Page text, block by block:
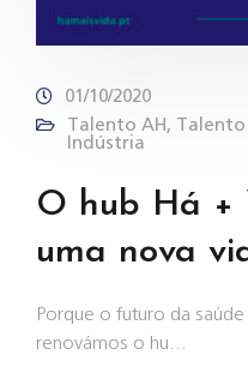
01/10/2020
Talento AH , Talento
Indústria
O hub Há +
uma nova
Porque o futuro da
renovámos o hu…